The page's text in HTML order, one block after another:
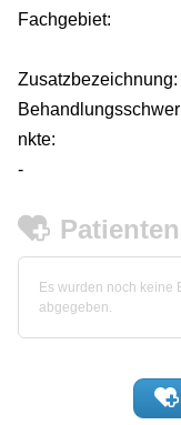
Fachgebiet:
Zusatzbezeichnung:
nkte:
-
Es wurden noch keine
abgegeben.